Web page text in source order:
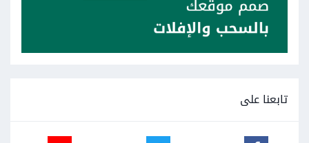
تابعنا على